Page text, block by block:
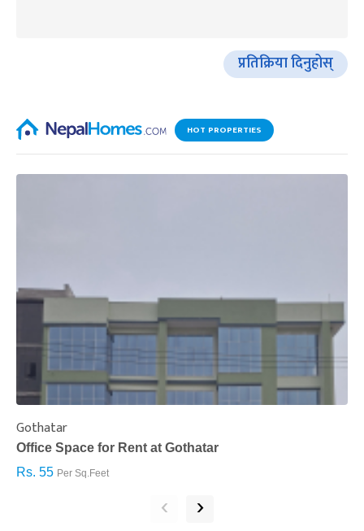
प्रतिक्रिया दिनुहोस्
HOT PROPERTIES
Gothatar
Office Space for Rent at Gothatar
Rs. 55 Per Sq.Feet
‹ ›